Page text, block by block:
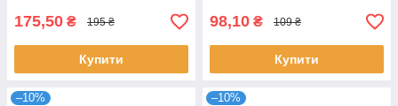
175,50 ₴ 195 ₴
Купити
98,10 ₴ 109 ₴
Купити
–10% –10%